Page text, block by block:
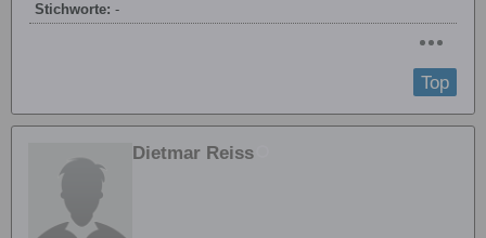
Stichworte: -
Top
Dietmar Reiss